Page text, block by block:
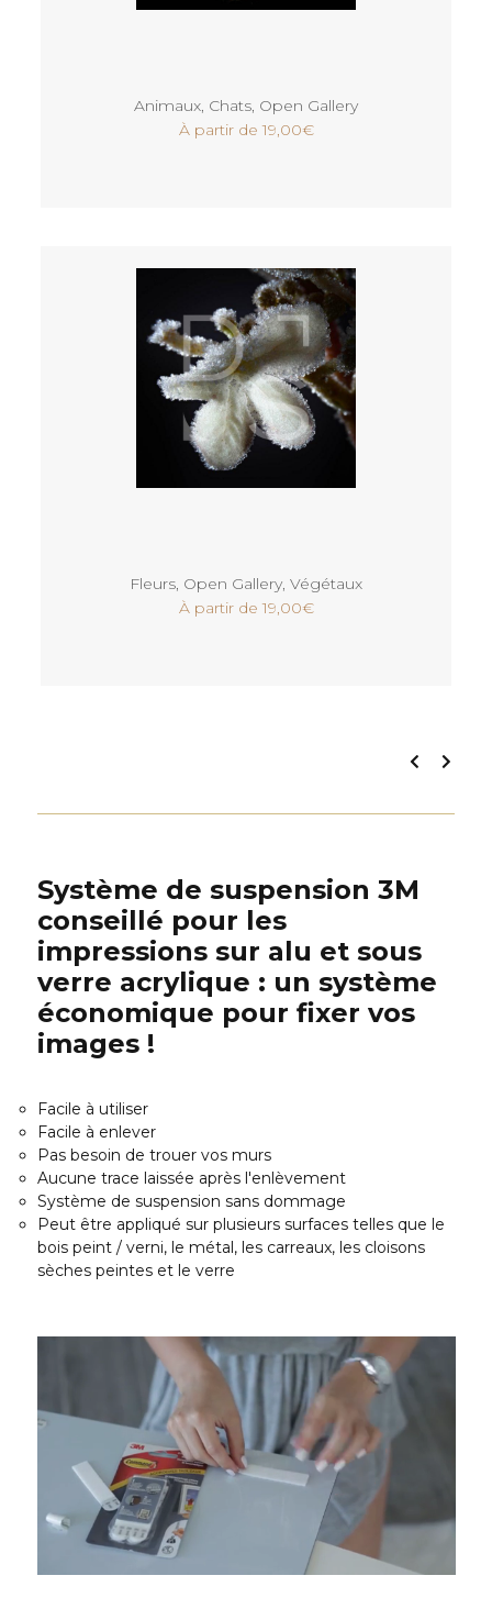
Animaux, Chats, Open Gallery
À partir de19,00€
Fleurs, Open Gallery, Végétaux
À partir de19,00€
Système de suspension 3M
conseillé pour les
impressions sur alu et sous
verre acrylique : un système
économique pour fixer vos
images !
Facile à utiliser
Facile à enlever
Pas besoin de trouer vos murs
Aucune trace laissée après l'enlèvement
Système de suspension sans dommage
Peut être appliqué sur plusieurs surfaces telles que le
bois peint / verni, le métal, les carreaux, les cloisons
sèches peintes et le verre